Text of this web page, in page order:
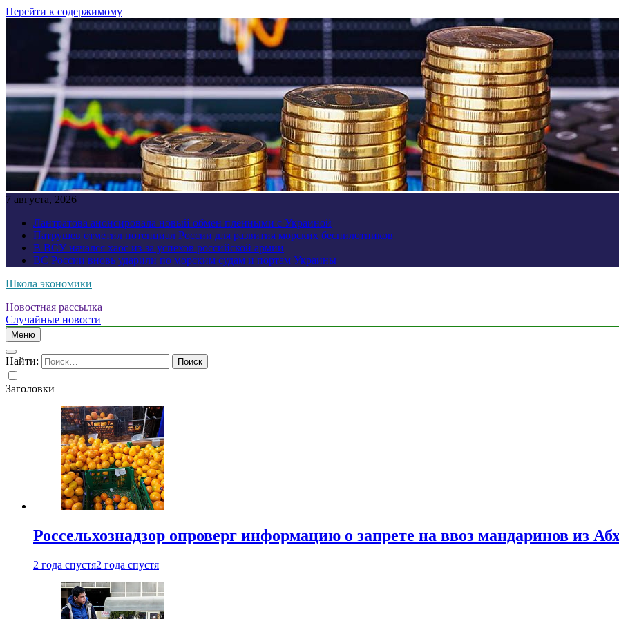
Перейти к содержимому
7 августа, 2026
Лантратова анонсировала новый обмен пленными с Украиной
Патрушев отметил потенциал России для развития морских беспилотников
В ВСУ начался хаос из-за успехов российской армии
ВС России вновь ударили по морским судам и портам Украины
Школа экономики
Новостная рассылка
Случайные новости
Меню
Найти:
Заголовки
Россельхознадзор опроверг информацию о запрете на ввоз мандаринов из
2 года спустя2 года спустя